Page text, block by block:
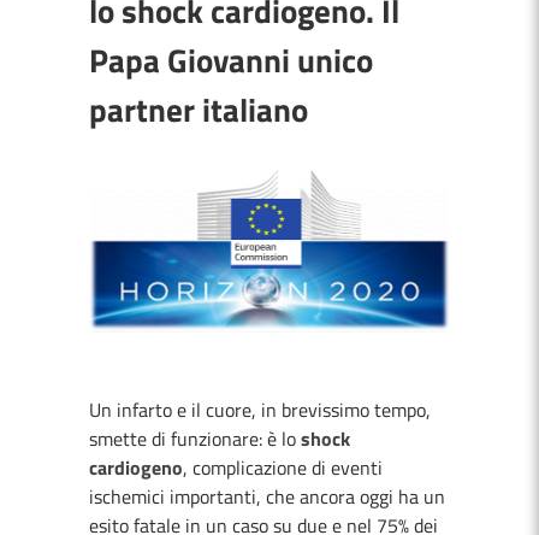
lo shock cardiogeno. Il
Papa Giovanni unico
partner italiano
Un infarto e il cuore, in brevissimo tempo,
smette di funzionare: è loshock
cardiogeno, complicazione di eventi
ischemici importanti, che ancora oggi ha un
esito fatale in un caso su due e nel 75% dei